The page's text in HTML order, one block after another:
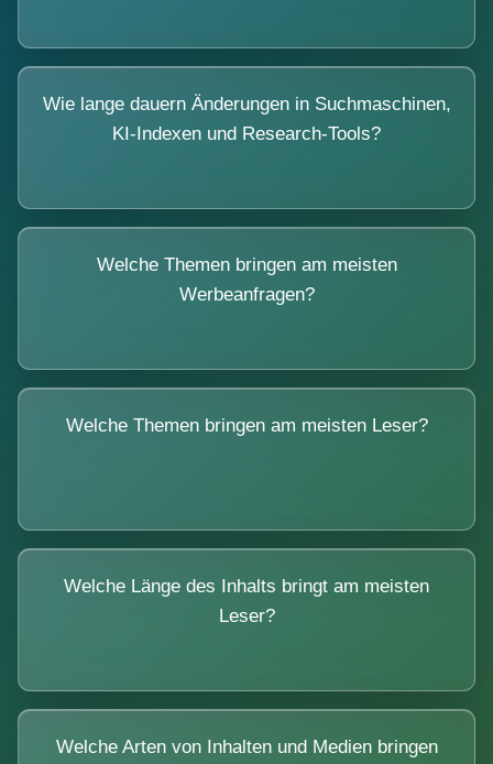
Wie lange dauern Änderungen in Suchmaschinen,
KI-Indexen und Research-Tools?
Welche Themen bringen am meisten
Werbeanfragen?
Welche Themen bringen am meisten Leser?
Welche Länge des Inhalts bringt am meisten
Leser?
Welche Arten von Inhalten und Medien bringen